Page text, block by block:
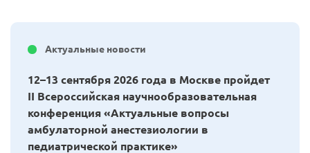
Актуальные новости
12–13 сентября 2026 года в Москве пройдет
II Всероссийская научнообразовательная
конференция «Актуальные вопросы
амбулаторной анестезиологии в
педиатрической практике»